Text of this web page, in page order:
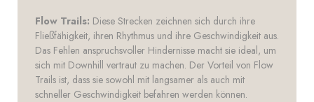
Flow Trails: Diese Strecken zeichnen sich durch ihre
Fließfähigkeit, ihren Rhythmus und ihre Geschwindigkeit aus.
Das Fehlen anspruchsvoller Hindernisse macht sie ideal, um
sich mit Downhill vertraut zu machen. Der Vorteil von Flow
Trails ist, dass sie sowohl mit langsamer als auch mit
schneller Geschwindigkeit befahren werden können.